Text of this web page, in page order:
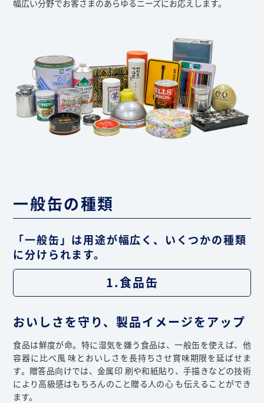
幅広い分野でお客さまのあらゆるニーズにお応えします。
一般缶の種類
「一般缶」は用途が幅広く、いくつかの種類
に分けられます。
1.食品缶
おいしさを守り、製品イメージをアップ
食品は鮮度が命。特に湿気を嫌う食品は、一般缶を使えば、他
容器に比べ風 味とおいしさを長持ちさせ賞味期限を延ばせま
す。贈答品向けでは、金属印 刷や和紙貼り、手描きなどの技術
により高級感はもちろんのこと贈る人の心 も伝えることができ
ます。